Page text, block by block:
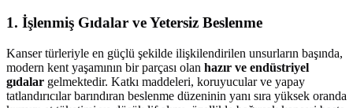
1. İşlenmiş Gıdalar ve Yetersiz Beslenme
Kanser türleriyle en güçlü şekilde ilişkilendirilen unsurların başında,
modern kent yaşamının bir parçası olan hazır ve endüstriyel
gıdalar gelmektedir. Katkı maddeleri, koruyucular ve yapay
tatlandırıcılar barındıran beslenme düzeninin yanı sıra yüksek oranda